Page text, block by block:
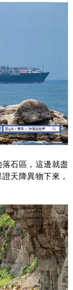
石區，這邊就盡
天降異物下來，